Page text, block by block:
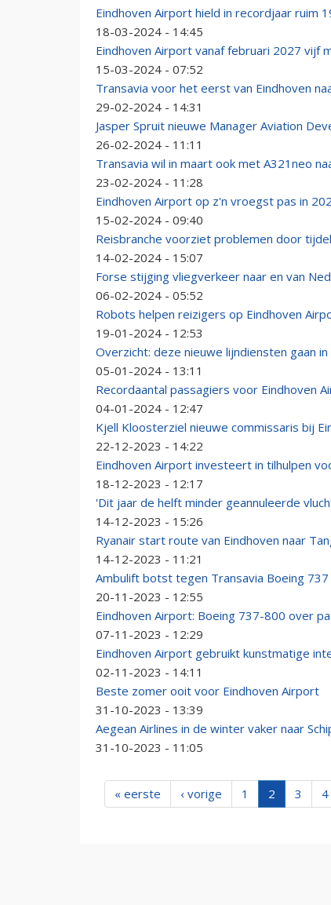
Eindhoven Airport hield in recordjaar ruim
18-03-2024 - 14:45
Eindhoven Airport vanaf februari 2027 vijf
15-03-2024 - 07:52
Transavia voor het eerst van Eindhoven
29-02-2024 - 14:31
Jasper Spruit nieuwe Manager Aviation
26-02-2024 - 11:11
Transavia wil in maart ook met A321neo
23-02-2024 - 11:28
Eindhoven Airport op z'n vroegst pas in
15-02-2024 - 09:40
Reisbranche voorziet problemen door
14-02-2024 - 15:07
Forse stijging vliegverkeer naar en van
06-02-2024 - 05:52
Robots helpen reizigers op Eindhoven
19-01-2024 - 12:53
Overzicht: deze nieuwe lijndiensten gaan
05-01-2024 - 13:11
Recordaantal passagiers voor Eindhoven
04-01-2024 - 12:47
Kjell Kloosterziel nieuwe commissaris bij
22-12-2023 - 14:22
Eindhoven Airport investeert in tilhulpen
18-12-2023 - 12:17
'Dit jaar de helft minder geannuleerde
14-12-2023 - 15:26
Ryanair start route van Eindhoven naar
14-12-2023 - 11:21
Ambulift botst tegen Transavia Boeing
20-11-2023 - 12:55
Eindhoven Airport: Boeing 737-800 over
07-11-2023 - 12:29
Eindhoven Airport gebruikt kunstmatige
02-11-2023 - 14:11
Beste zomer ooit voor Eindhoven Airport
31-10-2023 - 13:39
Aegean Airlines in de winter vaker naar
31-10-2023 - 11:05
« eerste ‹ vorige 1 2 3 4